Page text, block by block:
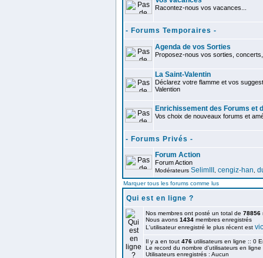
Racontez-nous vos vacances...
- Forums Temporaires -
Agenda de vos Sorties
Proposez-nous vos sorties,
La Saint-Valentin
Déclarez votre flamme et vos
Valention
Enrichissement des Forums et
Vos choix de nouveaux forums et
- Forums Privés -
Forum Action
Forum Action
Modérateurs SelimIII cengiz-han
Marquer tous les forums comme lus
Qui est en ligne ?
Nos membres ont posté un total de 78856
Nous avons 1434 membres enregistrés
L'utilisateur enregistré le plus récent est
Il y a en tout 476 utilisateurs en ligne :: 0
Le record du nombre d'utilisateurs en
Utilisateurs enregistrés : Aucun